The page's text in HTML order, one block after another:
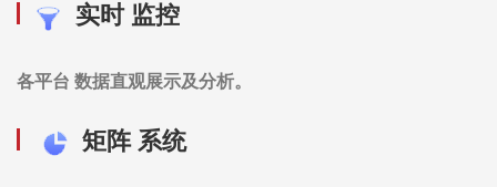
实时 监控
各平台 数据直观展示及分析。
矩阵 系统